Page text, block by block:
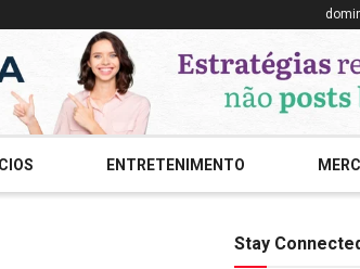
ENTRETENIMENTO
Stay